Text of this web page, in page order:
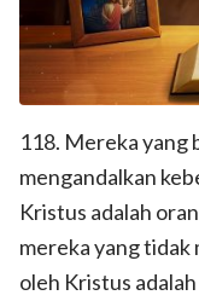
118. Mereka yang
mengandalkan
Kristus adalah
mereka yang tidak
oleh Kristus